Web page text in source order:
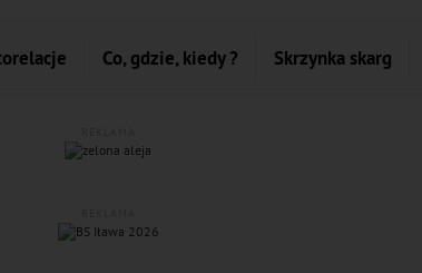
Co, gdzie, kiedy ? Skrzynka skarg